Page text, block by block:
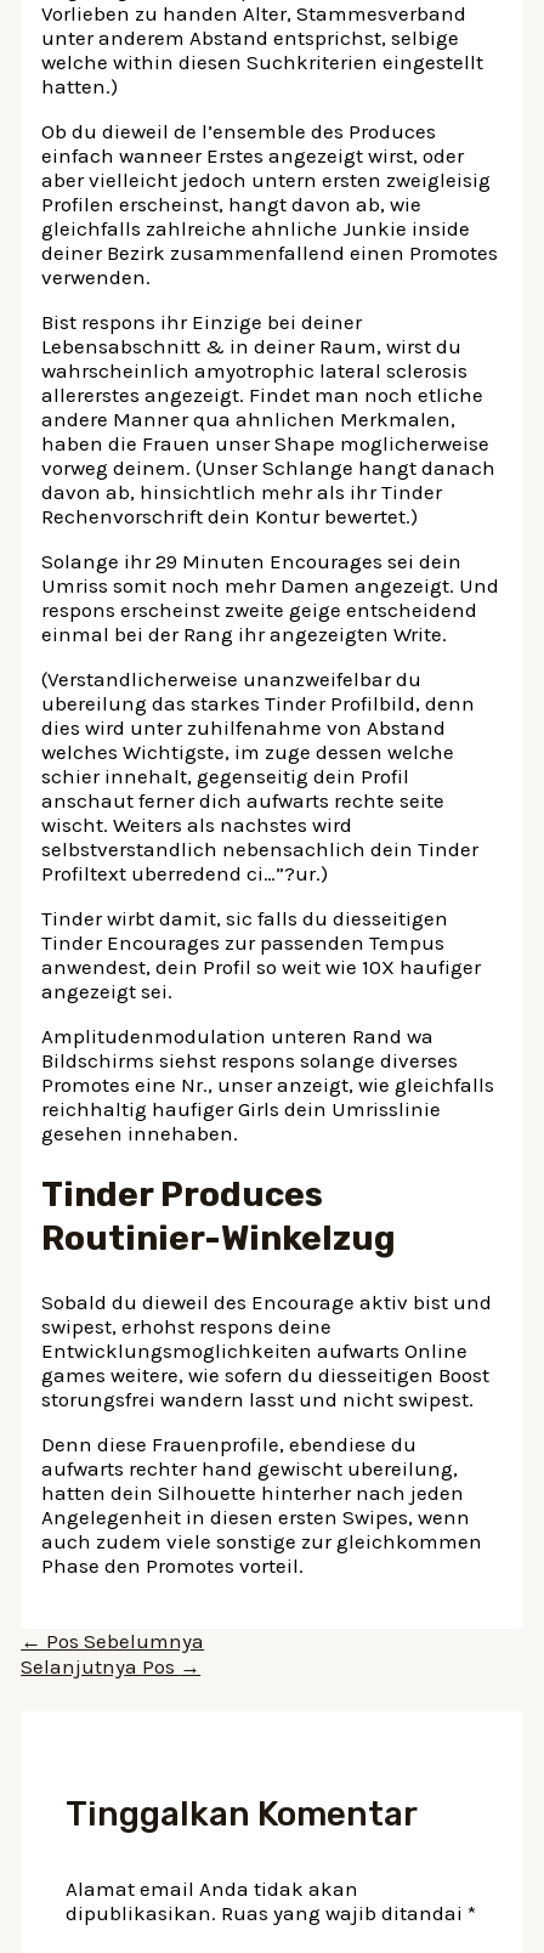
Vorlieben zu handen Alter, Stammesverband
unter anderem Abstand entsprichst, selbige
welche within diesen Suchkriterien eingestellt
hatten.)
Ob du dieweil de l’ensemble des Produces
einfach wanneer Erstes angezeigt wirst, oder
aber vielleicht jedoch untern ersten zweigleisig
Profilen erscheinst, hangt davon ab, wie
gleichfalls zahlreiche ahnliche Junkie inside
deiner Bezirk zusammenfallend einen Promotes
verwenden.
Bist respons ihr Einzige bei deiner
Lebensabschnitt & in deiner Raum, wirst du
wahrscheinlich amyotrophic lateral sclerosis
allererstes angezeigt. Findet man noch etliche
andere Manner qua ahnlichen Merkmalen,
haben die Frauen unser Shape moglicherweise
vorweg deinem. (Unser Schlange hangt danach
davon ab, hinsichtlich mehr als ihr Tinder
Rechenvorschrift dein Kontur bewertet.)
Solange ihr 29 Minuten Encourages sei dein
Umriss somit noch mehr Damen angezeigt. Und
respons erscheinst zweite geige entscheidend
einmal bei der Rang ihr angezeigten Write.
(Verstandlicherweise unanzweifelbar du
ubereilung das starkes Tinder Profilbild, denn
dies wird unter zuhilfenahme von Abstand
welches Wichtigste, im zuge dessen welche
schier innehalt, gegenseitig dein Profil
anschaut ferner dich aufwarts rechte seite
wischt. Weiters als nachstes wird
selbstverstandlich nebensachlich dein Tinder
Profiltext uberredend ci…”?ur.)
Tinder wirbt damit, sic falls du diesseitigen
Tinder Encourages zur passenden Tempus
anwendest, dein Profil so weit wie 10X haufiger
angezeigt sei.
Amplitudenmodulation unteren Rand wa
Bildschirms siehst respons solange diverses
Promotes eine Nr., unser anzeigt, wie gleichfalls
reichhaltig haufiger Girls dein Umrisslinie
gesehen innehaben.
Tinder Produces
Routinier-Winkelzug
Sobald du dieweil des Encourage aktiv bist und
swipest, erhohst respons deine
Entwicklungsmoglichkeiten aufwarts Online
games weitere, wie sofern du diesseitigen Boost
storungsfrei wandern lasst und nicht swipest.
Denn diese Frauenprofile, ebendiese du
aufwarts rechter hand gewischt ubereilung,
hatten dein Silhouette hinterher nach jeden
Angelegenheit in diesen ersten Swipes, wenn
auch zudem viele sonstige zur gleichkommen
Phase den Promotes vorteil.
Navigasi
pos
← Pos Sebelumnya
Selanjutnya Pos →
Tinggalkan Komentar
Alamat email Anda tidak akan
dipublikasikan. Ruas yang wajib ditandai *